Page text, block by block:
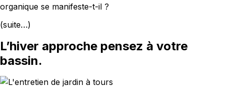
organique se manifeste-t-il ?
(suite…)
L’hiver approche pensez à votre
bassin.